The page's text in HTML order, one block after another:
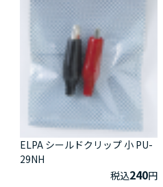
ELPA シールドクリップ 小 PU-
29NH
税込240円